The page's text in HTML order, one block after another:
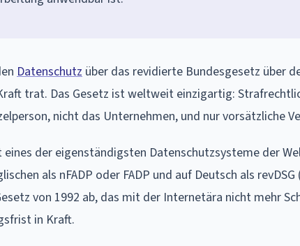
Datenschutz über das revidierte Bundesgesetz über
trat. Das Gesetz ist weltweit einzigartig:
nicht das Unternehmen, und nur vorsätzliche
eines der eigenständigsten Datenschutzsysteme der
als nFADP oder FADP und auf Deutsch als
von 1992 ab, das mit der Internetära nicht mehr
in Kraft.